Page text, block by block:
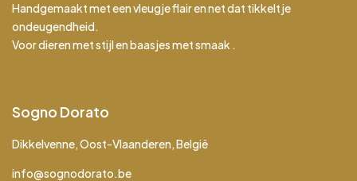
Handgemaakt met een vleugje flair en net dat tikkeltje
ondeugendheid.
Voor dieren met stijl en baasjes met smaak .
Sogno Dorato
Dikkelvenne, Oost-Vlaanderen, België
info@sognodorato.be